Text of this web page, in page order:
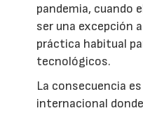
pandemia, cuando
ser una excepción
práctica habitual
tecnológicos.
La consecuencia
internacional